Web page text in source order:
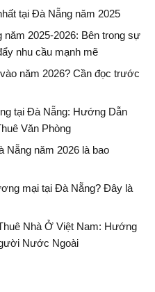
tại Đà Nẵng năm 2025
năm 2025-2026: Bên trong sự
nhu cầu mạnh mẽ
năm 2026? Cần đọc trước
tại Đà Nẵng: Hướng Dẫn
Văn Phòng
Nẵng năm 2026 là bao
mại tại Đà Nẵng? Đây là
Nhà Ở Việt Nam: Hướng
Nước Ngoài